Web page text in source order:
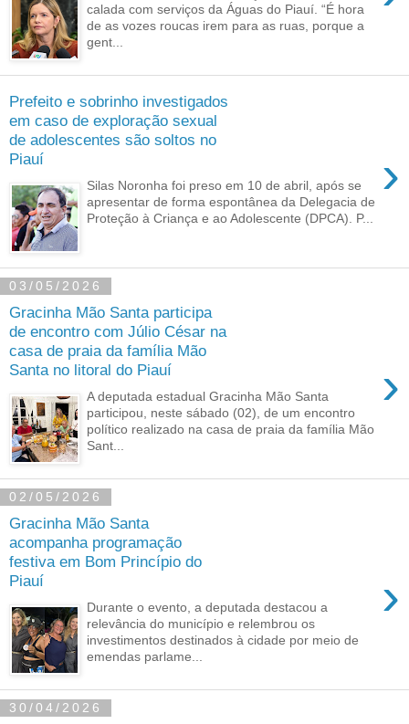
calada com serviços da Águas do Piauí. “É hora
de as vozes roucas irem para as ruas, porque a
gent...
Prefeito e sobrinho investigados
em caso de exploração sexual
de adolescentes são soltos no
Piauí
›
Silas Noronha foi preso em 10 de abril, após se
apresentar de forma espontânea da Delegacia de
Proteção à Criança e ao Adolescente (DPCA). P...
03/05/2026
Gracinha Mão Santa participa
de encontro com Júlio César na
casa de praia da família Mão
Santa no litoral do Piauí
›
A deputada estadual Gracinha Mão Santa
participou, neste sábado (02), de um encontro
político realizado na casa de praia da família Mão
Sant...
02/05/2026
Gracinha Mão Santa
acompanha programação
festiva em Bom Princípio do
Piauí
›
Durante o evento, a deputada destacou a
relevância do município e relembrou os
investimentos destinados à cidade por meio de
emendas parlame...
30/04/2026